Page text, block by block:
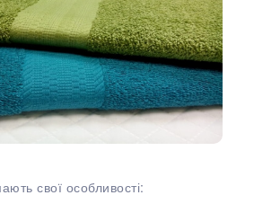
свої особливості: